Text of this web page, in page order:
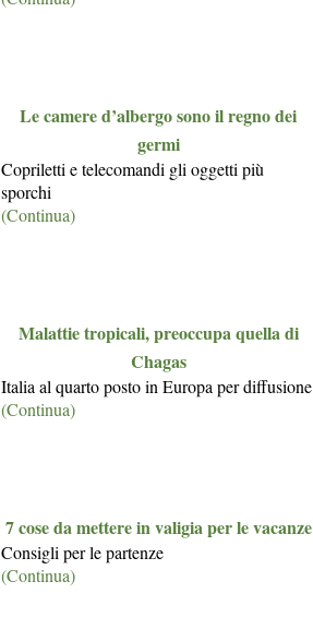
Le camere d’albergo sono il regno dei
germi
Copriletti e telecomandi gli oggetti più
sporchi
(Continua)
Malattie tropicali, preoccupa quella di
Chagas
Italia al quarto posto in Europa per diffusione
(Continua)
7 cose da mettere in valigia per le vacanze
Consigli per le partenze
(Continua)